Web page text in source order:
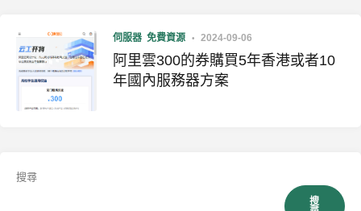
伺服器 免費資源 2024-09-06
阿里雲300的券購買5年香港或者10
年國內服務器方案
搜尋
搜